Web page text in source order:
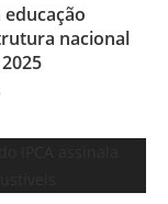
educação
nacional